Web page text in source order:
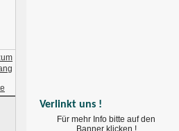
Verlinkt uns !
Für mehr Info bitte auf den
Banner klicken !